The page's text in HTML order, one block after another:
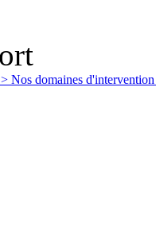
> Nos domaines d'intervention